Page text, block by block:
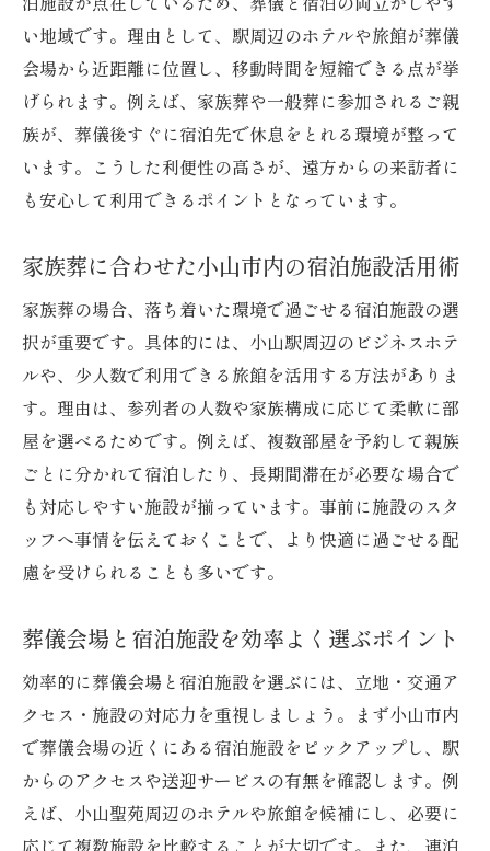
い地域です。理由として、駅周辺のホテルや旅館が葬儀
会場から近距離に位置し、移動時間を短縮できる点が挙
げられます。例えば、家族葬や一般葬に参加されるご親
族が、葬儀後すぐに宿泊先で休息をとれる環境が整って
います。こうした利便性の高さが、遠方からの来訪者に
も安心して利用できるポイントとなっています。
家族葬に合わせた小山市内の宿泊施設活用術
家族葬の場合、落ち着いた環境で過ごせる宿泊施設の選
択が重要です。具体的には、小山駅周辺のビジネスホテ
ルや、少人数で利用できる旅館を活用する方法がありま
す。理由は、参列者の人数や家族構成に応じて柔軟に部
屋を選べるためです。例えば、複数部屋を予約して親族
ごとに分かれて宿泊したり、長期間滞在が必要な場合で
も対応しやすい施設が揃っています。事前に施設のスタ
ッフへ事情を伝えておくことで、より快適に過ごせる配
慮を受けられることも多いです。
葬儀会場と宿泊施設を効率よく選ぶポイント
効率的に葬儀会場と宿泊施設を選ぶには、立地・交通ア
クセス・施設の対応力を重視しましょう。まず小山市内
で葬儀会場の近くにある宿泊施設をピックアップし、駅
からのアクセスや送迎サービスの有無を確認します。例
えば、小山聖苑周辺のホテルや旅館を候補にし、必要に